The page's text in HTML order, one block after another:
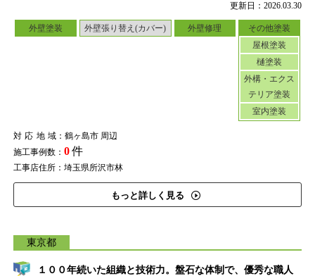
更新日：2026.03.30
外壁塗装 外壁張り替え(カバー) 外壁修理
その他塗装
屋根塗装
樋塗装
外構・エクス
テリア塗装
室内塗装
対応地域：鶴ヶ島市 周辺
施工事例数： 0件
工事店住所：埼玉県所沢市林
もっと詳しく見る
東京都
１００年続いた組織と技術力。盤石な体制で、優秀な職人